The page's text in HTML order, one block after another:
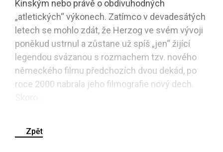
Kinským nebo právě o obdivuhodných
„atletických“ výkonech. Zatímco v devadesátých
letech se mohlo zdát, že Herzog ve svém vývoji
poněkud ustrnul a zůstane už spíš „jen“ žijící
legendou svázanou s rozmachem tzv. nového
německého filmu předchozích dvou dekád, po
roce 2000 nabrala jeho filmografie nový dech.
Zpět